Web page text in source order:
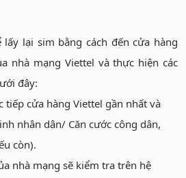
lại sim bằng cách đến cửa hàng
nhà mạng Viettel và thực hiện các
đây:
tiếp cửa hàng Viettel gần nhất và
nhân dân/ Căn cước công dân,
còn).
nhà mạng sẽ kiểm tra trên hệ